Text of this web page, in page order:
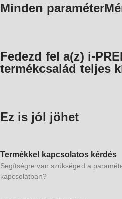
Minden paraméter
Fedezd fel a(z) i-
termékcsalád teljes
Ez is jól jöhet
Termékkel kapcsolatos kérdés
Segítségre van szükséged a
kapcsolatban?